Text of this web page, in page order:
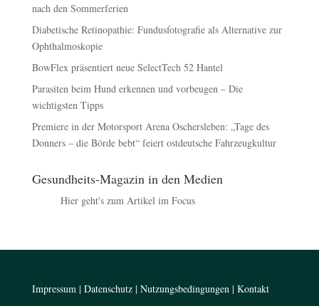
nach den Sommerferien
Diabetische Retinopathie: Fundusfotografie als Alternative zur
Ophthalmoskopie
BowFlex präsentiert neue SelectTech 52 Hantel
Parasiten beim Hund erkennen und vorbeugen – Die
wichtigsten Tipps
Premiere in der Motorsport Arena Oschersleben: „Tage des
Donners – die Börde bebt“ feiert ostdeutsche Fahrzeugkultur
Gesundheits-Magazin in den Medien
Hier geht's zum Artikel im Focus
Impressum| Datenschutz| Nutzungsbedingungen| Kontakt